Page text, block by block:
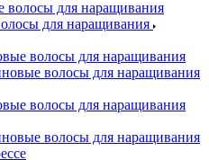
для наращивания
волосы для наращивания
волосы для наращивания